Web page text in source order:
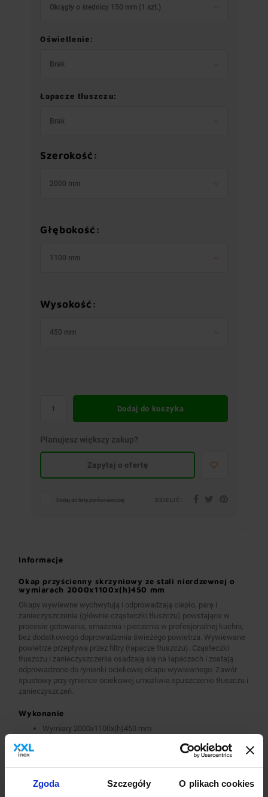
Zgoda Szczegóły O plikach cookies
Okrągły o średnicy 150 mm (1 szt.)
Oświetlenie:
Brak
Łapacze tłuszczu:
Brak
Szerokość:
2000 mm
Głębokość:
1100 mm
Wysokość:
450 mm
Dodaj do koszyka
Planujesz większy zakup?
Zapytaj o ofertę
Dodaj do listy porównawczej
Informacje
Okap przyścienny skrzyniowy ze stali nierdzewnej o
wymiarach 2000x1100x(h)450 mm
Okapy wywiewne wychwytują i odprowadzają ciepło, parę i
zanieczyszczenia (głównie cząsteczki tłuszczu) powstające w
procesie gotowania, smażenia i pieczenia w profesjonalnej kuchni,
bez dodatkowego doprowadzenia świeżego powietrza. Wywiewane
powietrze przepływa przez filtry (łapacze tłuszczu). Cząsteczki
tłuszczu i zanieczyszczenia osadzają się na łapaczach i zostają
odprowadzone do rynienki ociekowej okapu wywiewnego. Zawór
spustowy przy rynience ociekowej umożliwia spuszczenie tłuszczu i
zanieczyszczeń.
Wykonanie
Wymiary 2000x1100x(h)450 mm
Okapy wywiewne o wymiarach A>2600 mm wykonane są w
wersji łączonej (skręcanej) z dwóch lub więcej przelotowych
Okapy wyposażone są w system otworów i zawiesi